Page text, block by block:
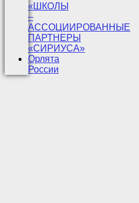
«ШКОЛЫ
–
АССОЦИИРОВАННЫЕ
ПАРТНЕРЫ
«СИРИУСА»
Орлята
России